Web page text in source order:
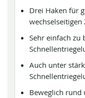
Drei Haken für
wechselseitigen
Sehr einfach zu
Auch unter
Beweglich rund